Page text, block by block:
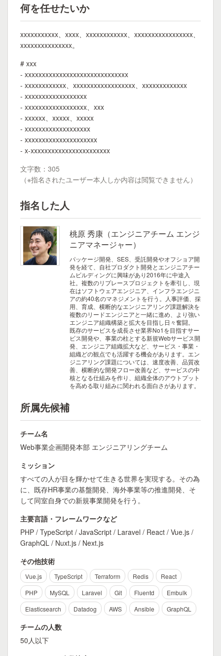
何を任せたいか
xxxxxxxxxxx、xxxx、xxxxxxxxxxxx、xxxxxxxxxxxxxxxxx、
xxxxxxxxxxxxxxx。
# xxx
- xxxxxxxxxxxxxxxxxxxxxxxxxxxxxx
- xxxxxxxxxxxx、xxxxxxxxxxxxxxxxxx、xxxxxxxxxxxxx
- xxxxxxxxxxxxxxxxxx
- xxxxxxxxxxxxxxxxxx、xxx
- xxxxxx、xxxxx、xxxxx
- xxxxxxxxxxxxxxxxxxx
- xxxxxxxxxxxxxxxxxxxxx
- x-xxxxxxxxxxxxxxxxxxxxxxx
文字数：305
（※指名されたユーザー本人しか内容は閲覧できません）
指名した人
桃原 秀康（エンジニアチーム エンジ
ニアマネージャー）
パッケージ開発、SES、受託開発やオフショア開
発を経て、自社プロダクト開発とエンジニアチー
ムビルディングに興味があり2016年に中途入
社。複数のリプレースプロジェクトを牽引し、現
在はソフトウェアエンジニア、インフラエンジニ
アの約40名のマネジメントを行う。人事評価、採
用、育成、横断的なエンジニアリング課題解決を
複数のリードエンジニアと一緒に進め、より強い
エンジニア組織構築と拡大を目指し日々奮闘。
既存のサービスを成長させ業界No1を目指すサー
ビス開発や、事業の柱とする新規Webサービス開
発、エンジニア組織拡大など、サービス・事業・
組織どの観点でも活躍する機会があります。エン
ジニアリング課題については、速度改善、品質改
善、横断的な開発フロー改善など、サービスの中
核となる仕組みを作り、組織全体のアウトプット
を高める取り組みに関われる面白さがあります。
所属先候補
チーム名
Web事業企画開発本部 エンジニアリングチーム
ミッション
すべての人が目を輝かせて生きる世界を実現する。その為
に、既存HR事業の基盤開発、海外事業等の推進開発、そ
して同室自身での新規事業開発を行う。
主要言語・フレームワークなど
PHP / TypeScript / JavaScript / Laravel / React / Vue.js /
GraphQL / Nuxt.js / Next.js
その他技術
Vue.js TypeScript Terraform Redis
React
PHP
MySQL Laravel Git Fluentd
Embulk
Elasticsearch
Datadog AWS Ansible GraphQL
チームの人数
50人以下